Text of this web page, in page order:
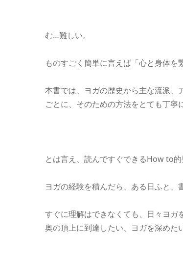
む…難しい。
ものすごく簡単に言えば「心と身体を
本書では、ヨガの歴史から主な流派
ごとに、そのための方法をとても丁寧
とは言え、読んですぐできるHow to的
ヨガの経験を積んだら、ある日ふと、
すぐに理解はできなくても、日々ヨガ
奥の頂上に到達したい、ヨガを深めた